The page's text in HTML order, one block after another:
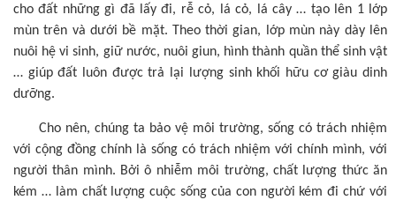
cho đất những gì đã lấy đi, rễ cỏ, lá cỏ, lá cây … tạo lên 1 lớp
mùn trên và dưới bề mặt. Theo thời gian, lớp mùn này dày lên
nuôi hệ vi sinh, giữ nước, nuôi giun, hình thành quần thể sinh vật
… giúp đất luôn được trả lại lượng sinh khối hữu cơ giàu dinh
dưỡng.
Cho nên, chúng ta bảo vệ môi trường, sống có trách nhiệm
với cộng đồng chính là sống có trách nhiệm với chính mình, với
người thân mình. Bởi ô nhiễm môi trường, chất lượng thức ăn
kém … làm chất lượng cuộc sống của con người kém đi chứ với